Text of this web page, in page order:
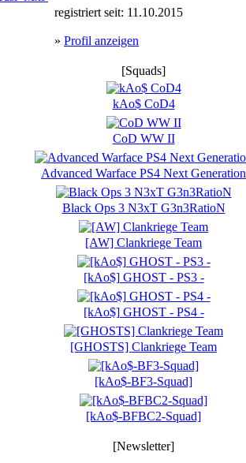
registriert seit: 11.10.2015
» Profil anzeigen
[Squads]
kAo$ CoD4
CoD WW II
Advanced Warface PS4 Next Generation
Black Ops 3 N3xT G3n3RatioN
[AW] Clankriege Team
[kAo$] GHOST - PS3 -
[kAo$] GHOST - PS4 -
[GHOSTS] Clankriege Team
[kAo$-BF3-Squad]
[kAo$-BFBC2-Squad]
[Newsletter]